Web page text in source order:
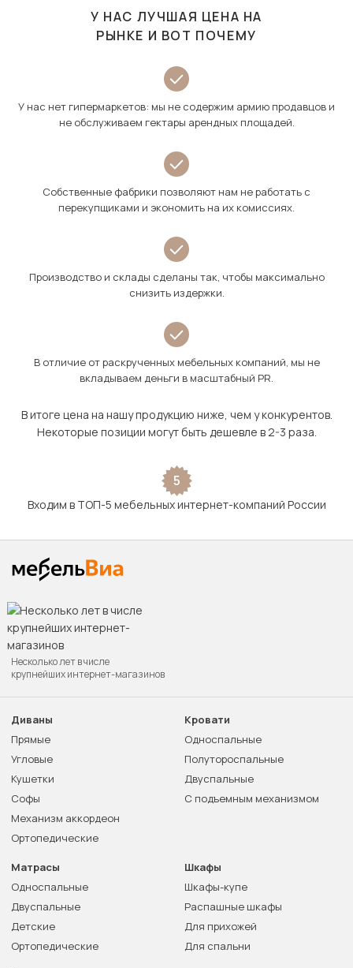
У НАС ЛУЧШАЯ ЦЕНА НА
РЫНКЕ И ВОТ ПОЧЕМУ
У нас нет гипермаркетов: мы не содержим армию продавцов и
не обслуживаем гектары арендных площадей.
Собственные фабрики позволяют нам не работать с
перекупщиками и экономить на их комиссиях.
Производство и склады сделаны так, чтобы максимально
снизить издержки.
В отличие от раскрученных мебельных компаний, мы не
вкладываем деньги в масштабный PR.
В итоге цена на нашу продукцию ниже, чем у конкурентов.
Некоторые позиции могут быть дешевле в 2-3 раза.
5
Входим в ТОП-5 мебельных интернет-компаний России
Несколько лет в числе
крупнейших интернет-магазинов
Диваны
Прямые
Угловые
Кушетки
Софы
Механизм аккордеон
Ортопедические
Кровати
Односпальные
Полутороспальные
Двуспальные
С подъемным механизмом
Матрасы
Односпальные
Двуспальные
Детские
Ортопедические
Шкафы
Шкафы-купе
Распашные шкафы
Для прихожей
Для спальни